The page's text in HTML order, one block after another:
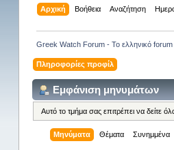
Αρχική Βοήθεια Αναζήτηση
Greek Watch Forum - Το ελληνικό forum
Πληροφορίες προφίλ
Εμφάνιση μηνυμάτων
Αυτό το τμήμα σας επιτρέπει να δείτε
Μηνύματα Θέματα Συνημμένα